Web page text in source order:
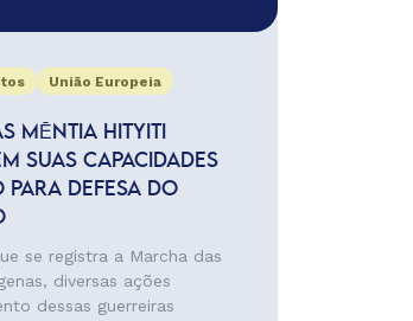
União Europeia
MĒNTIA HITYITI
SUAS CAPACIDADES
PARA DEFESA DO
se registra a Marcha das
diversas ações
dessas guerreiras